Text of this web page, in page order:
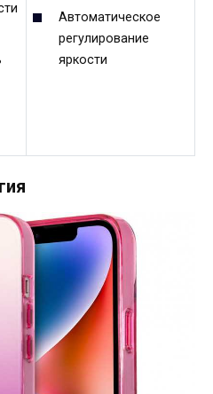
Автоматическое
регулирование
яркости